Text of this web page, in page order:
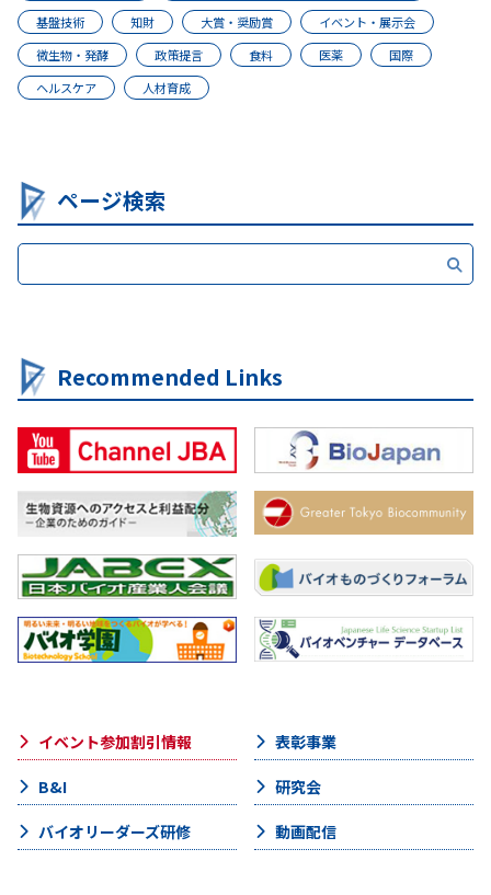
基盤技術
知財 大賞・奨励賞
イベント・展示会
微生物・発酵
政策提言 食料 医薬
国際
ヘルスケア
人材育成
ページ検索
Recommended Links
イベント参加割引情報 表彰事業
B&I 研究会
バイオリーダーズ研修 動画配信